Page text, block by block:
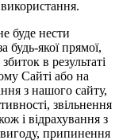
буде нести
будь-якої прямої,
в результаті
Сайті або на
з нашого сайту,
звільнення
і відрахування з
припинення